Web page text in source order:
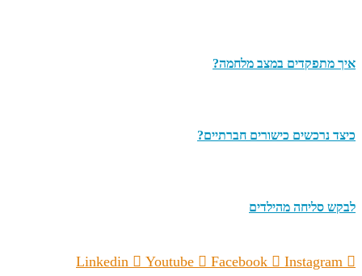
איך מתפקדים במצב מלחמה?
כיצד נרכשים כישורים חברתיים?
לבקש סליחה מהילדים
Linkedin Youtube Facebook
Instagram